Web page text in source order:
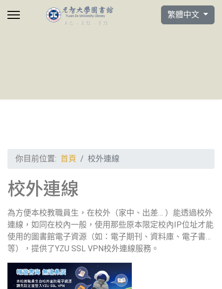
選擇你的語言
繁體中文
你目前位置: 首頁 校外連線
校外連線
為方便本校教職員生，在校外（家中、出差… ）能透過校外
連線，如同在校內一般，使用那些原本限定校內IP位址才能
使用的圖書館電子資源（如：電子期刊、資料庫、電子書…
等），提供了YZU SSL VPN校外連線服務。